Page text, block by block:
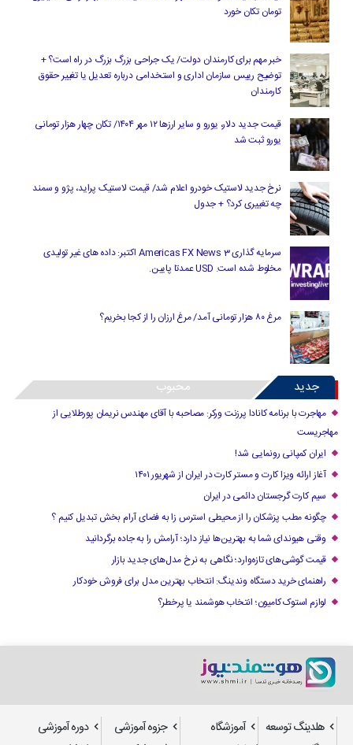
تومان تکان خورد
خبر مهم برای کارمندان دولت/ یک جراحی بزرگ بزرگ در راه است؟ +
توضیح رییس سازمان اداری و استخدامی درباره تعدیل یا تغییر حقوق
کارمندان
قیمت جدید دلار، یورو و سایر ارزها ۱۲ مهر ۱۴۰۴/ تکان چهار هزار تومانی
یورو ثبت شد
نرخ جدید لاستیک خودرو اعلام شد/ قیمت لاستیک پراید، پژو و سمند
چه تغییری کرد؟ + جدول
سرمایه گذاری Americas FX News 3 اکتبر: داده های غیر تولیدی
مخلوط شده است. USD عمدتا پایین.
مرغ ۸۰ هزار تومانی آمد/ مرغ ارزان را از کجا بخریم؟
جدید محبوب
مهاجرت با برنامه کانادا پرزنت ورکر: مصاحبه با آقای مهندس نریمان پورطلایی از
مهاجریست
ایران کمپانی رونمایی شد!
آغاز ارائه ویزا کارت و مستر کارت در ایران از شهریور ۱۴۰۱
سیم کارت گرجستان دائمی در ایران
چگونه مطب پزشکان را از محیطی استرس زا به فضای آرام بخش تبدیل کنیم ؟
وقتی هیوندای شما به بهترین‌ها نیاز دارد؛ آرامش را به جاده برگردانید
قیمت گوشی‌های تازه‌وارد؛ نگاهی به نرخ مدل‌های جدید بازار
راهنمای خرید دستگاه وندینگ: انتخاب بهترین مدل برای فروش خودکار
لوازم استوک کامیون؛ انتخاب هوشمند یا پرخطر؟
هلدینگ توسعه
آموزشگاه
جزوه آموزشی
دوره آموزشی